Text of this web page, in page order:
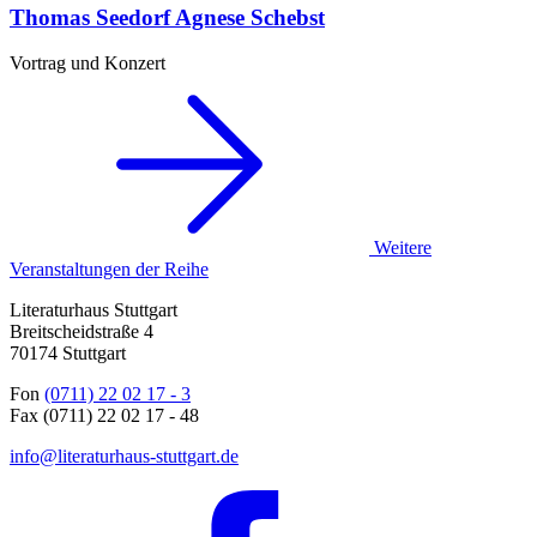
Thomas Seedorf Agnese Schebst
Vortrag und Konzert
Weitere
Veranstaltungen der Reihe
Literaturhaus Stuttgart
Breitscheidstraße 4
70174 Stuttgart
Fon (0711) 22 02 17 - 3
Fax (0711) 22 02 17 - 48
info@literaturhaus-stuttgart.de